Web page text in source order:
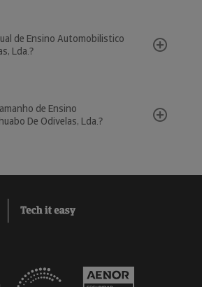
de Ensino Automobilistico
Lda.?
de Ensino
De Odivelas, Lda.?